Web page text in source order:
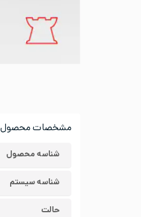
مشخصات محصول
شناسه محصول
شناسه سیستم
حالت